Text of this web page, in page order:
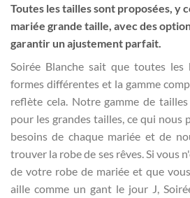
Toutes les tailles sont proposées, y
mariée grande taille, avec des
garantir un ajustement parfait.
Soirée Blanche sait que toutes les
formes différentes et la gamme
reflète cela. Notre gamme de
pour les grandes tailles, ce qui nous
besoins de chaque mariée et de
trouver la robe de ses rêves. Si vous
de votre robe de mariée et que
aille comme un gant le jour J,